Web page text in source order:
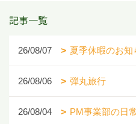
記事一覧
26/08/07 夏季休暇のお知
26/08/06 弾丸旅行
26/08/04 PM事業部の日